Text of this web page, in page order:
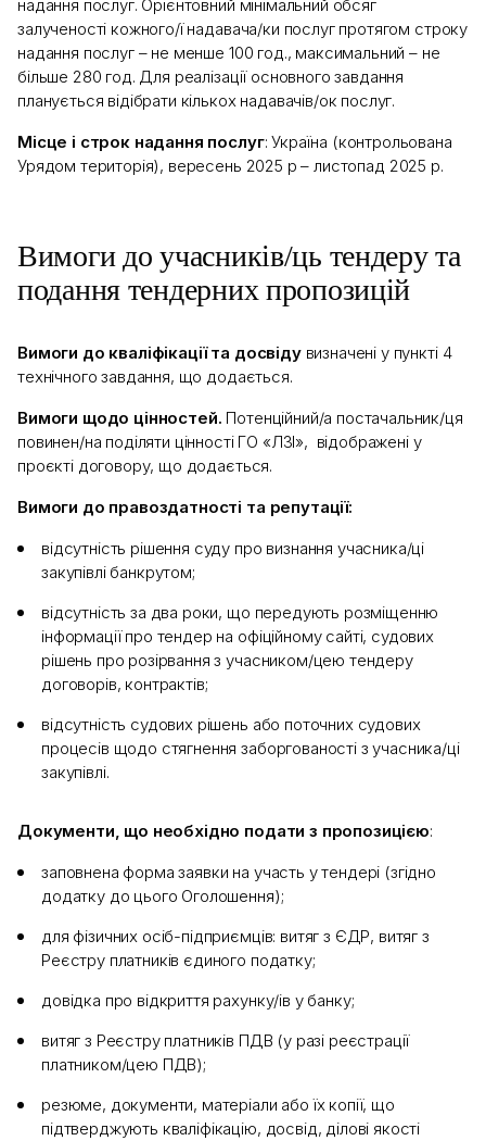
надання послуг. Орієнтовний мінімальний обсяг
залученості кожного/ї надавача/ки послуг протягом строку
надання послуг – не менше 100 год., максимальний – не
більше 280 год. Для реалізації основного завдання
планується відібрати кількох надавачів/ок послуг.
Місце і строк надання послуг:Україна (контрольована
Урядом територія), вересень 2025 р –листопад 2025 р.
Вимоги до учасників/ць тендеру та
подання тендерних пропозицій
Вимоги до кваліфікації та досвіду визначені у пункті 4
технічного завдання, що додається.
Вимоги щодо цінностей. Потенційний/а постачальник/ця
повинен/на поділяти цінності ГО «ЛЗІ», відображені у
проєкті договору, що додається.
Вимоги до правоздатності та репутації:
відсутність рішення суду про визнання учасника/ці
закупівлі банкрутом;
відсутність за два роки, що передують розміщенню
інформації про тендер на офіційному сайті, судових
рішень про розірвання з учасником/цею тендеру
договорів, контрактів;
відсутність судових рішень або поточних судових
процесів щодо стягнення заборгованості з учасника/ці
закупівлі.
Документи, що необхідно подати з пропозицією:
заповнена форма заявки на участь у тендері (згідно
додатку до цього Оголошення);
для фізичних осіб-підприємців: витяг з ЄДР, витяг з
Реєстру платників єдиного податку;
довідка про відкриття рахунку/ів у банку;
витяг з Реєстру платників ПДВ (у разі реєстрації
платником/цею ПДВ);
резюме, документи, матеріали або їх копії, що
підтверджують кваліфікацію, досвід, ділові якості